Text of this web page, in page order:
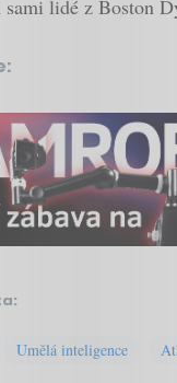
lidé z Boston
Umělá inteligence